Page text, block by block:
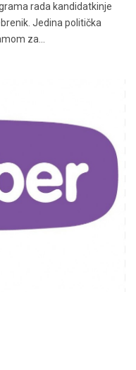
rada kandidatkinje
Jedina politička
za...